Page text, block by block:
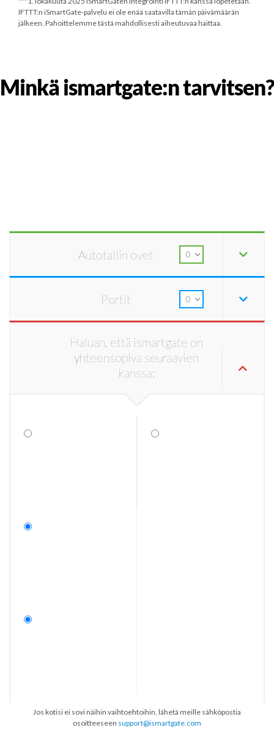
IFTTT:n iSmartGate-palvelu ei ole enää saatavilla tämän päivämäärän
jälkeen. Pahoittelemme tästä mahdollisesti aiheutuvaa haittaa.
Minkä ismartgate:n tarvitsen?
Autotallin ovet
Portit
Haluan, että ismartgate on
yhteensopiva seuraavien
kanssa:
Jos kotisi ei sovi näihin vaihtoehtoihin, lähetä meille sähköpostia
osoitteeseen support@ismartgate.com